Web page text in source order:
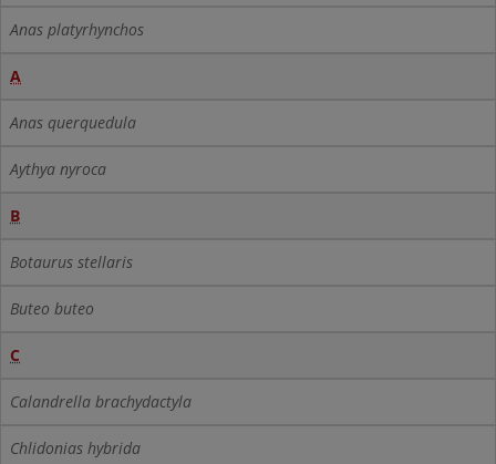
Anas platyrhynchos
A
Anas querquedula
Aythya nyroca
B
Botaurus stellaris
Buteo buteo
C
Calandrella brachydactyla
Chlidonias hybrida